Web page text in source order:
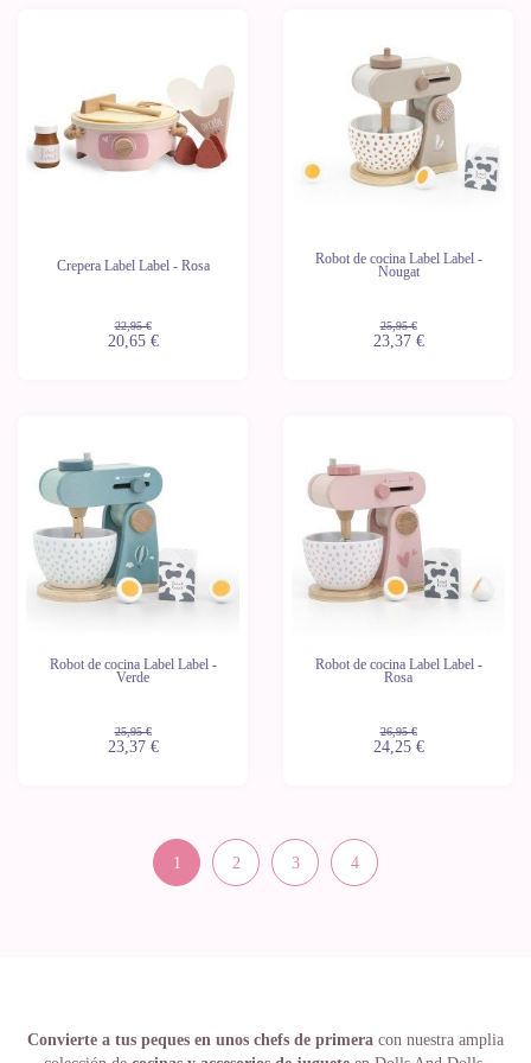
Crepera Label Label - Rosa
22,95 €
20,65 €
Robot de cocina Label Label -
Nougat
25,95 €
23,37 €
Robot de cocina Label Label -
Verde
25,95 €
23,37 €
Robot de cocina Label Label -
Rosa
26,95 €
24,25 €
1 2 3 4
Convierte a tus peques en unos chefs de primera con nuestra amplia